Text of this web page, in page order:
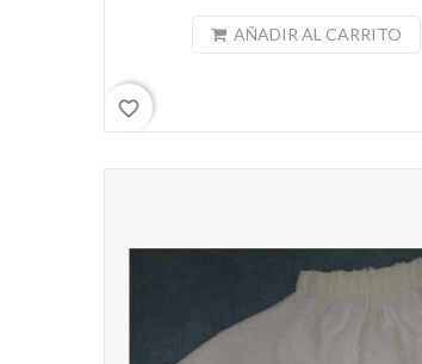
AÑADIR AL CARRITO
favorite_border